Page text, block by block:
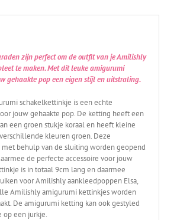
zijn perfect om de outfit van je Amilishly
te maken. Met dit leuke amigurumi
gehaakte pop een eigen stijl en uitstraling.
schakelkettinkje is een echte
jouw gehaakte pop. De ketting heeft een
een groen stukje koraal en heeft kleine
kleuren groen. Deze
behulp van de sluiting worden geopend
de perfecte accessoire voor jouw
is in totaal 9cm lang en daarmee
voor Amilishly aankleedpoppen Elsa,
Amilishly amigurumi kettinkjes worden
De amigurumi ketting kan ook gestyled
op een jurkje.